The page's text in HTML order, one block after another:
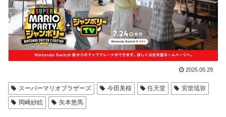
2025.05.29
スーパーマリオブラザーズ 今田美桜 任天堂
宮世琉弥
岡崎紗絵
矢本悠馬